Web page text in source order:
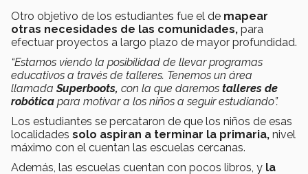
Otro objetivo de los estudiantes fue el de mapear
otras necesidades de las comunidades, para
efectuar proyectos a largo plazo de mayor profundidad.
“Estamos viendo la posibilidad de llevar programas
educativos a través de talleres. Tenemos un área
llamadaSuperboots, con la que daremos talleres de
robótica para motivar a los niños a seguir estudiando”.
Los estudiantes se percataron de que los niños de esas
localidades solo aspiran a terminar la primaria, nivel
máximo con el cuentan las escuelas cercanas.
Además, las escuelas cuentan con pocos libros, y la